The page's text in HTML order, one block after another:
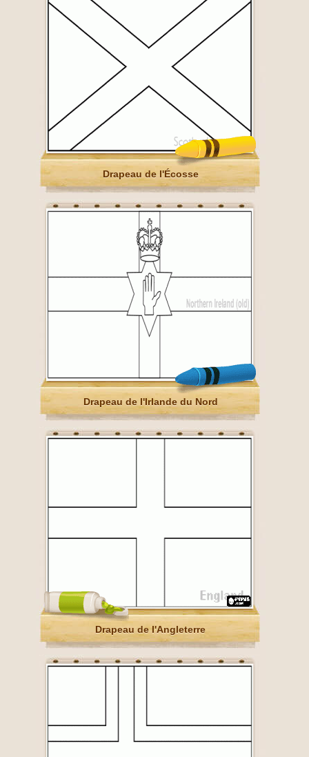
Drapeau de l'Écosse
Drapeau de l'Irlande du Nord
Drapeau de l'Angleterre